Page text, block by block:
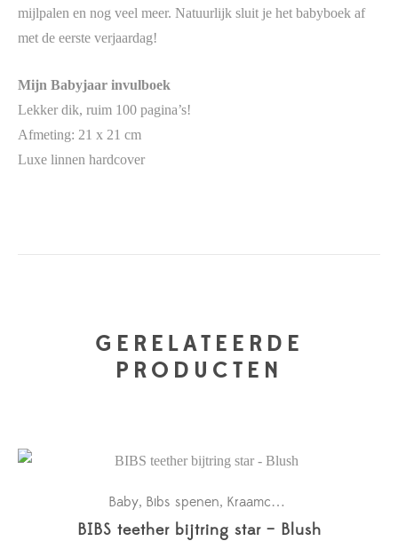
mijlpalen en nog veel meer. Natuurlijk sluit je het babyboek af
met de eerste verjaardag!
Mijn Babyjaar invulboek
Lekker dik, ruim 100 pagina’s!
Afmeting: 21 x 21 cm
Luxe linnen hardcover
GERELATEERDE
PRODUCTEN
Baby, Bibs spenen, Kraamcadeaus
BIBS teether bijtring star – Blush